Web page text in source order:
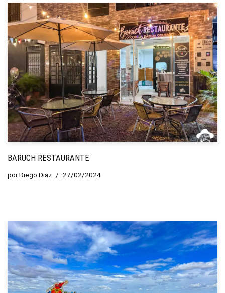
BARUCH RESTAURANTE
porDiego Diaz 27/02/2024